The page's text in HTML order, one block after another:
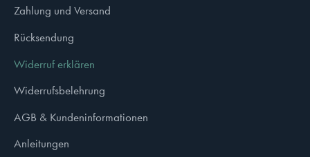
Zahlung und Versand
Rücksendung
Widerruf erklären
Widerrufsbelehrung
AGB & Kundeninformationen
Anleitungen